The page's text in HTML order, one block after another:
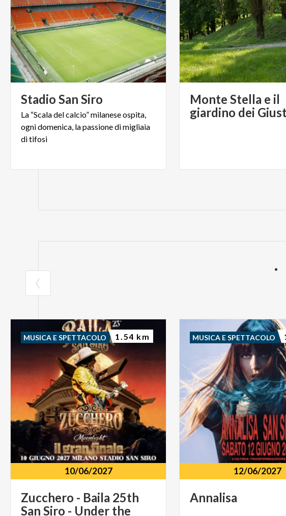
Stadio San Siro
La “Scala del calcio” milanese ospita,
ogni domenica, la passione di migliaia
di tifosi
Monte Stella e il
giardino dei
10/06/2027
Zucchero - Baila 25th
San Siro - Under the
MUSICA E SPETTACOLO 1.54 km
12/06/2027
Annalisa
MUSICA E SPETTACOLO